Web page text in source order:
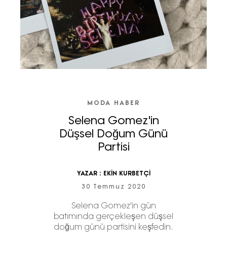
MODA HABER
Selena Gomez'in
Düşsel Doğum Günü
Partisi
YAZAR : EKİN KURBETÇİ
30 Temmuz 2020
Selena Gomez'in gün
batımında gerçekleşen düşsel
doğum günü partisini keşfedin.